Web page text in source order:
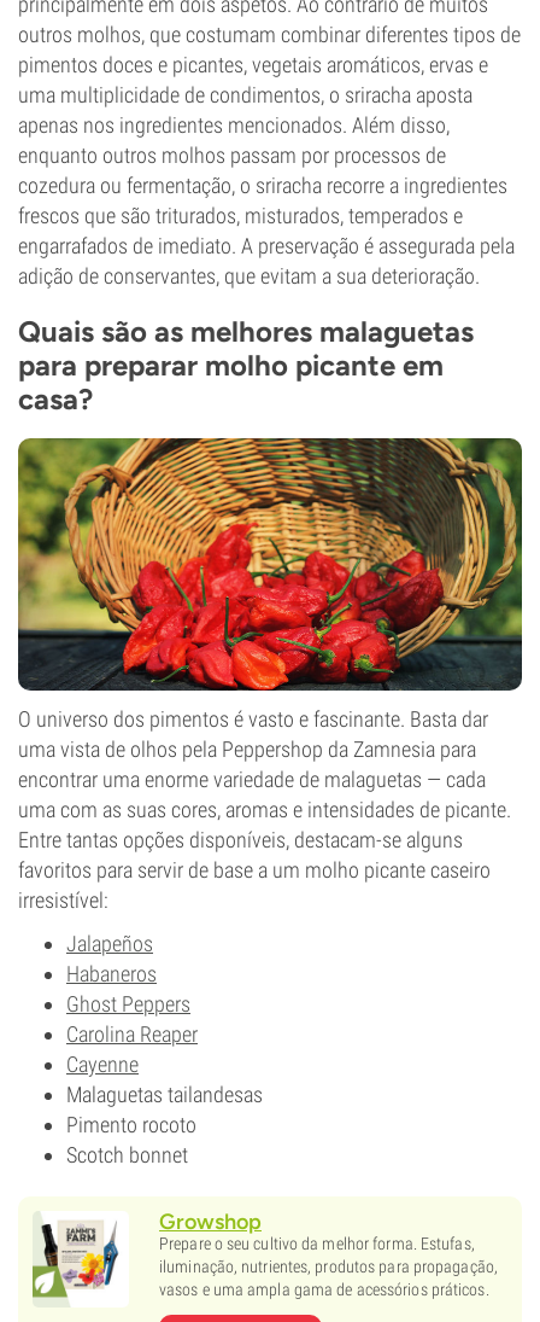
outros molhos, que costumam combinar diferentes tipos de
pimentos doces e picantes, vegetais aromáticos, ervas e
uma multiplicidade de condimentos, o sriracha aposta
apenas nos ingredientes mencionados. Além disso,
enquanto outros molhos passam por processos de
cozedura ou fermentação, o sriracha recorre a ingredientes
frescos que são triturados, misturados, temperados e
engarrafados de imediato. A preservação é assegurada pela
adição de conservantes, que evitam a sua deterioração.
Quais são as melhores malaguetas
para preparar molho picante em
casa?
O universo dos pimentos é vasto e fascinante. Basta dar
uma vista de olhos pela Peppershop da Zamnesia para
encontrar uma enorme variedade de malaguetas — cada
uma com as suas cores, aromas e intensidades de picante.
Entre tantas opções disponíveis, destacam-se alguns
favoritos para servir de base a um molho picante caseiro
irresistível:
Jalapeños
Habaneros
Ghost Peppers
Carolina Reaper
Cayenne
Malaguetas tailandesas
Pimento rocoto
Scotch bonnet
Growshop
Prepare o seu cultivo da melhor forma. Estufas,
iluminação, nutrientes, produtos para propagação,
vasos e uma ampla gama de acessórios práticos.